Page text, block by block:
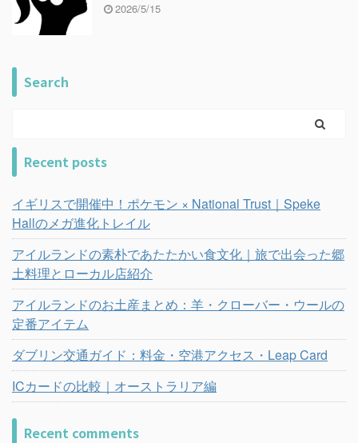
2026/5/15
Search
Recent posts
イギリスで開催中！ポケモン × National Trust｜Speke
Hallのメガ進化トレイル
アイルランドの素朴であたたかい食文化｜旅で出会った郷
土料理とローカル店紹介
アイルランドのお土産まとめ：羊・クローバー・ウールの
定番アイテム
ダブリン交通ガイド：料金・空港アクセス・Leap Card
ICカードの比較｜オーストラリア編
Recent comments